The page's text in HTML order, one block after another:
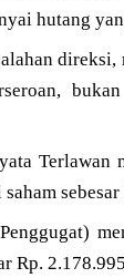
hutang
sebesar
Rp.